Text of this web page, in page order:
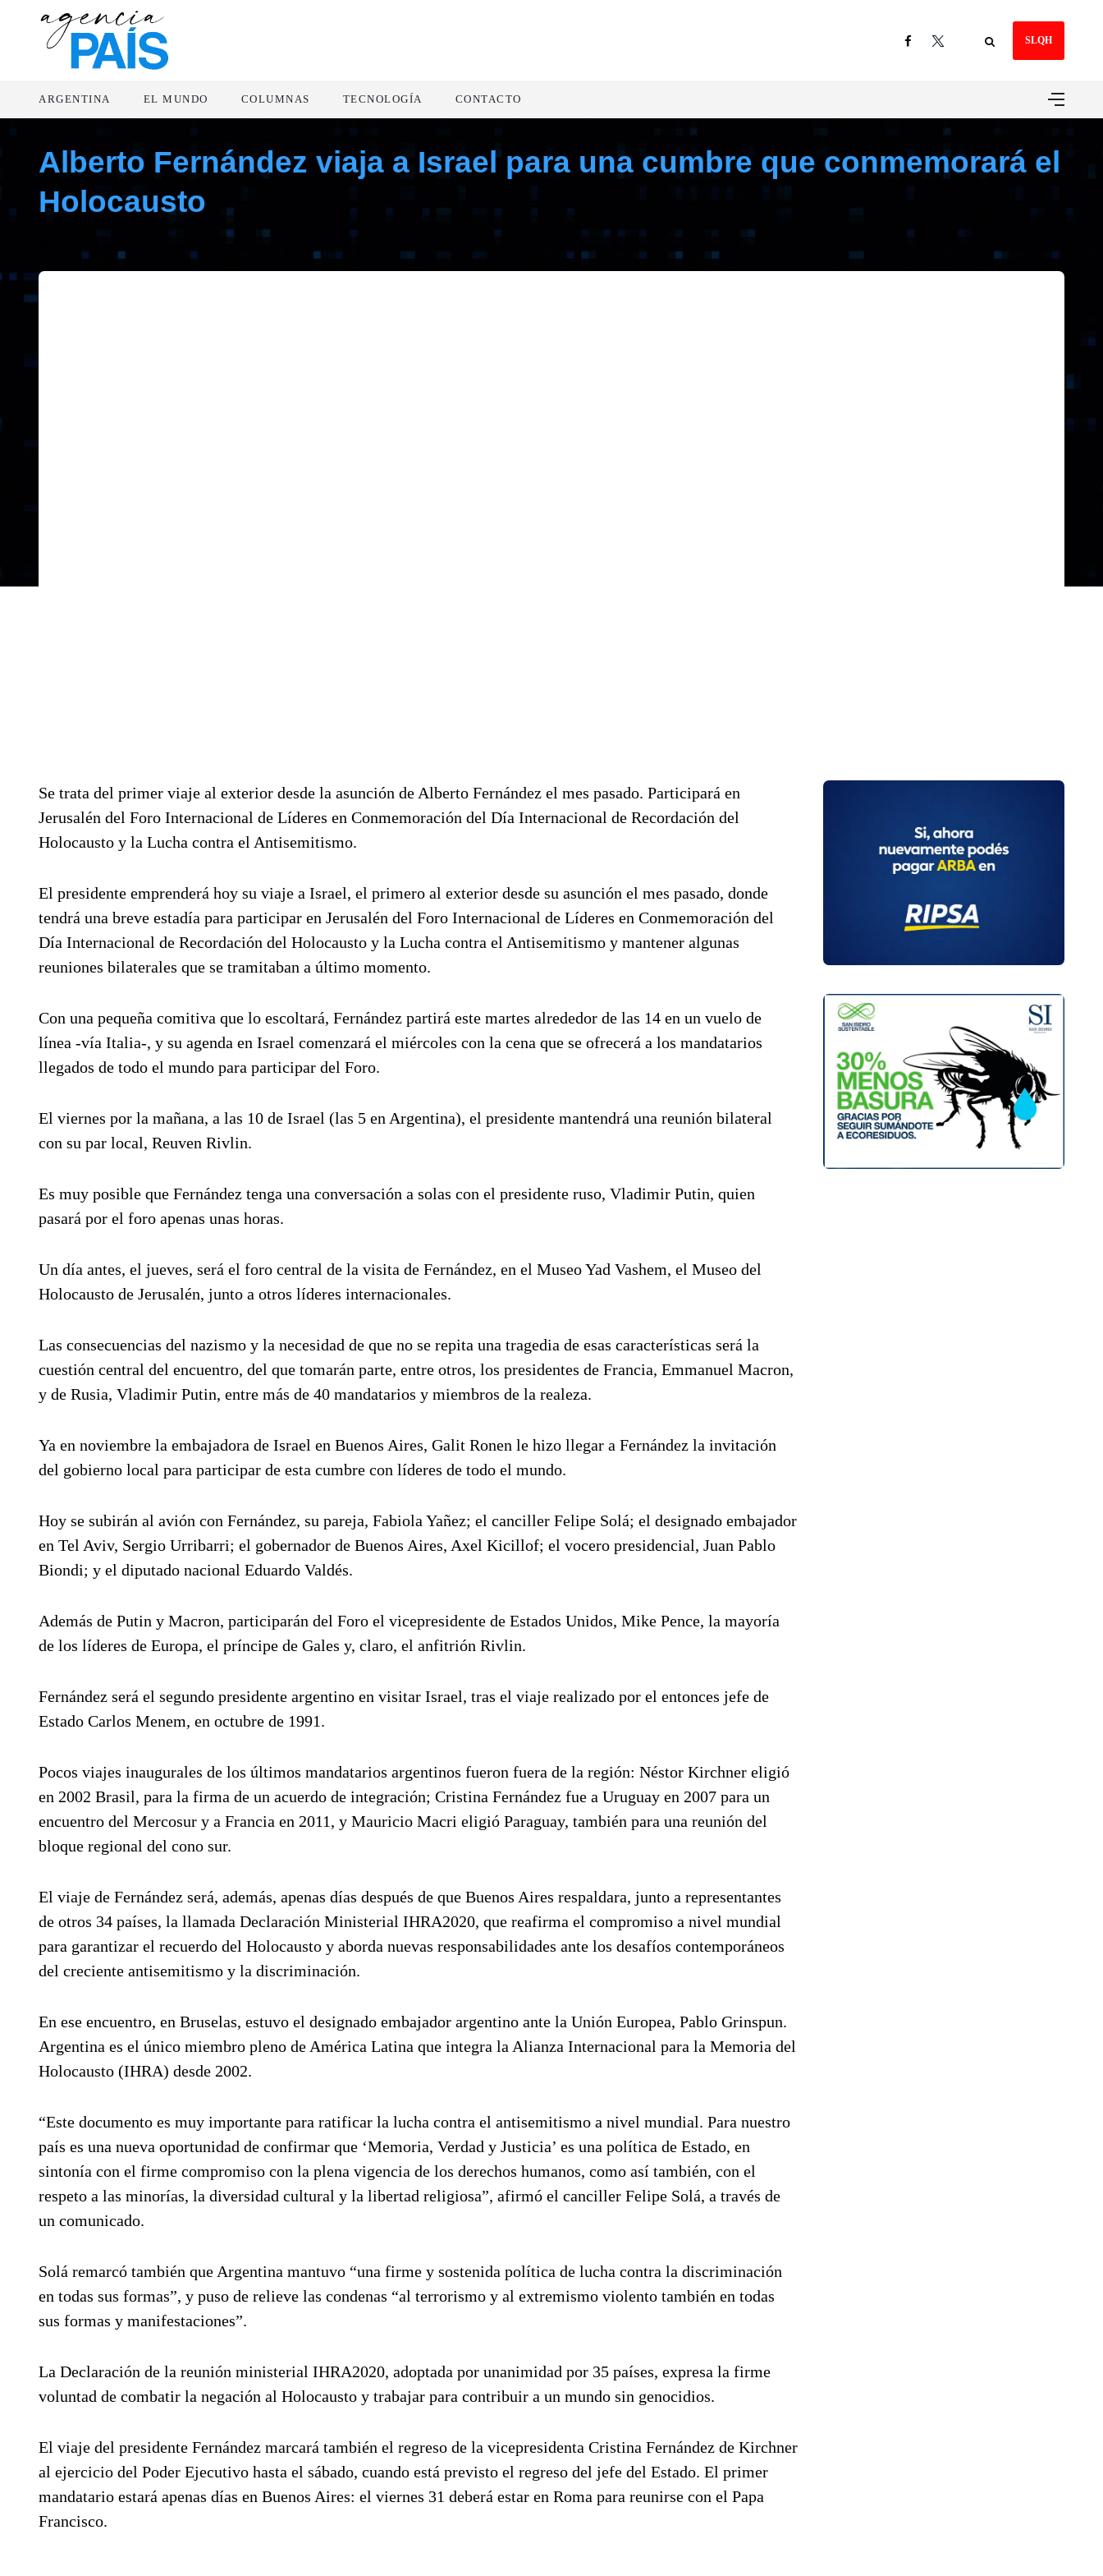
SLQH
ARGENTINA EL MUNDO COLUMNAS TECNOLOGÍA CONTACTO
Alberto Fernández viaja a Israel para una cumbre que conmemorará el
Holocausto
Se trata del primer viaje al exterior desde la asunción de Alberto Fernández el mes pasado. Participará en
Jerusalén del Foro Internacional de Líderes en Conmemoración del Día Internacional de Recordación del
Holocausto y la Lucha contra el Antisemitismo.
El presidente emprenderá hoy su viaje a Israel, el primero al exterior desde su asunción el mes pasado, donde
tendrá una breve estadía para participar en Jerusalén del Foro Internacional de Líderes en Conmemoración del
Día Internacional de Recordación del Holocausto y la Lucha contra el Antisemitismo y mantener algunas
reuniones bilaterales que se tramitaban a último momento.
Con una pequeña comitiva que lo escoltará, Fernández partirá este martes alrededor de las 14 en un vuelo de
línea -vía Italia-, y su agenda en Israel comenzará el miércoles con la cena que se ofrecerá a los mandatarios
llegados de todo el mundo para participar del Foro.
El viernes por la mañana, a las 10 de Israel (las 5 en Argentina), el presidente mantendrá una reunión bilateral
con su par local, Reuven Rivlin.
Es muy posible que Fernández tenga una conversación a solas con el presidente ruso, Vladimir Putin, quien
pasará por el foro apenas unas horas.
Un día antes, el jueves, será el foro central de la visita de Fernández, en el Museo Yad Vashem, el Museo del
Holocausto de Jerusalén, junto a otros líderes internacionales.
Las consecuencias del nazismo y la necesidad de que no se repita una tragedia de esas características será la
cuestión central del encuentro, del que tomarán parte, entre otros, los presidentes de Francia, Emmanuel Macron,
y de Rusia, Vladimir Putin, entre más de 40 mandatarios y miembros de la realeza.
Ya en noviembre la embajadora de Israel en Buenos Aires, Galit Ronen le hizo llegar a Fernández la invitación
del gobierno local para participar de esta cumbre con líderes de todo el mundo.
Hoy se subirán al avión con Fernández, su pareja, Fabiola Yañez; el canciller Felipe Solá; el designado embajador
en Tel Aviv, Sergio Urribarri; el gobernador de Buenos Aires, Axel Kicillof; el vocero presidencial, Juan Pablo
Biondi; y el diputado nacional Eduardo Valdés.
Además de Putin y Macron, participarán del Foro el vicepresidente de Estados Unidos, Mike Pence, la mayoría
de los líderes de Europa, el príncipe de Gales y, claro, el anfitrión Rivlin.
Fernández será el segundo presidente argentino en visitar Israel, tras el viaje realizado por el entonces jefe de
Estado Carlos Menem, en octubre de 1991.
Pocos viajes inaugurales de los últimos mandatarios argentinos fueron fuera de la región: Néstor Kirchner eligió
en 2002 Brasil, para la firma de un acuerdo de integración; Cristina Fernández fue a Uruguay en 2007 para un
encuentro del Mercosur y a Francia en 2011, y Mauricio Macri eligió Paraguay, también para una reunión del
bloque regional del cono sur.
El viaje de Fernández será, además, apenas días después de que Buenos Aires respaldara, junto a representantes
de otros 34 países, la llamada Declaración Ministerial IHRA2020, que reafirma el compromiso a nivel mundial
para garantizar el recuerdo del Holocausto y aborda nuevas responsabilidades ante los desafíos contemporáneos
del creciente antisemitismo y la discriminación.
En ese encuentro, en Bruselas, estuvo el designado embajador argentino ante la Unión Europea, Pablo Grinspun.
Argentina es el único miembro pleno de América Latina que integra la Alianza Internacional para la Memoria del
Holocausto (IHRA) desde 2002.
“Este documento es muy importante para ratificar la lucha contra el antisemitismo a nivel mundial. Para nuestro
país es una nueva oportunidad de confirmar que ‘Memoria, Verdad y Justicia’ es una política de Estado, en
sintonía con el firme compromiso con la plena vigencia de los derechos humanos, como así también, con el
respeto a las minorías, la diversidad cultural y la libertad religiosa”, afirmó el canciller Felipe Solá, a través de
un comunicado.
Solá remarcó también que Argentina mantuvo “una firme y sostenida política de lucha contra la discriminación
en todas sus formas”, y puso de relieve las condenas “al terrorismo y al extremismo violento también en todas
sus formas y manifestaciones”.
La Declaración de la reunión ministerial IHRA2020, adoptada por unanimidad por 35 países, expresa la firme
voluntad de combatir la negación al Holocausto y trabajar para contribuir a un mundo sin genocidios.
El viaje del presidente Fernández marcará también el regreso de la vicepresidenta Cristina Fernández de Kirchner
al ejercicio del Poder Ejecutivo hasta el sábado, cuando está previsto el regreso del jefe del Estado. El primer
mandatario estará apenas días en Buenos Aires: el viernes 31 deberá estar en Roma para reunirse con el Papa
Francisco.